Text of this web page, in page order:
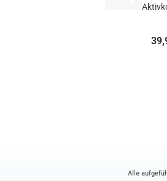
Alle